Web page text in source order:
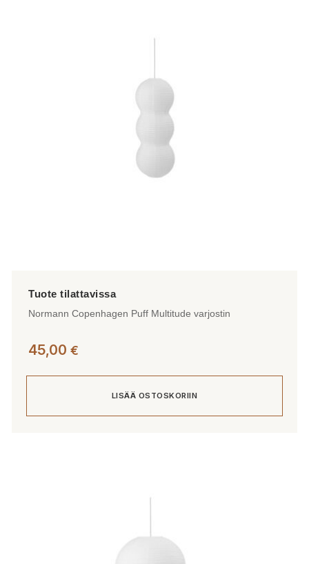
Normann Copenhagen Puff Multitude varjostin
45,00 €
LISÄÄ OSTOSKORIIN